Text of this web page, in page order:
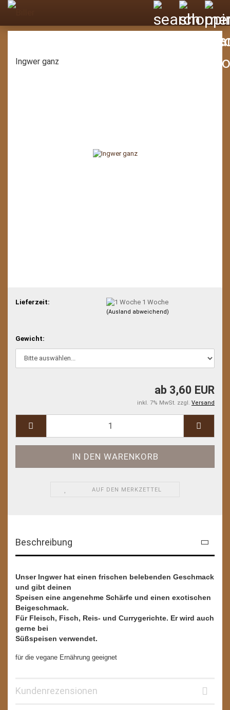
Ingwer ganz
Lieferzeit: 1 Woche
(Ausland abweichend)
Gewicht:
ab 3,60 EUR
inkl. 7% MwSt. zzgl. Versand
AUF DEN MERKZETTEL
Beschreibung
Unser Ingwer hat einen frischen belebenden Geschmack
und gibt deinen
Speisen eine angenehme Schärfe und einen exotischen
Beigeschmack.
Für Fleisch, Fisch, Reis- und Currygerichte. Er wird auch
gerne bei
Süßspeisen verwendet.
für die vegane Ernährung geeignet
Kundenrezensionen